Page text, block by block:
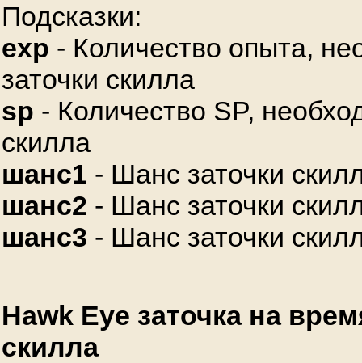
Подсказки:
exp - Количество опыта,
заточки скилла
sp - Количество SP,
скилла
шанс1 - Шанс заточки
шанс2 - Шанс заточки
шанс3 - Шанс заточки
Hawk Eye заточка на
скилла